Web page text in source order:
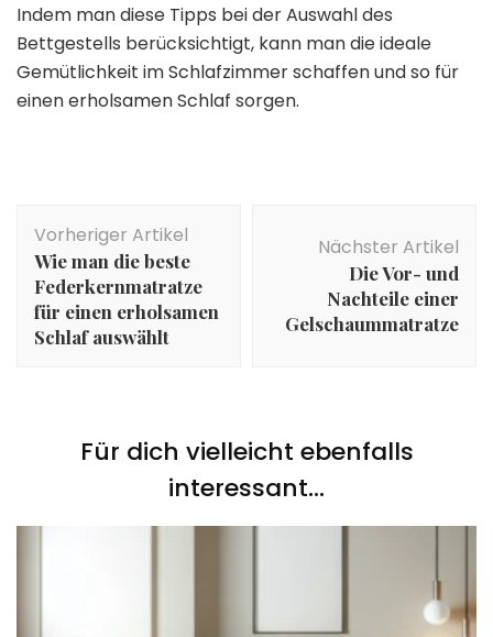
Indem man diese Tipps bei der Auswahl des
Bettgestells berücksichtigt, kann man die ideale
Gemütlichkeit im Schlafzimmer schaffen und so für
einen erholsamen Schlaf sorgen.
Vorheriger Artikel
Wie man die beste
Federkernmatratze
für einen erholsamen
Schlaf auswählt
Nächster Artikel
Die Vor- und
Nachteile einer
Gelschaummatratze
Für dich vielleicht ebenfalls
interessant...